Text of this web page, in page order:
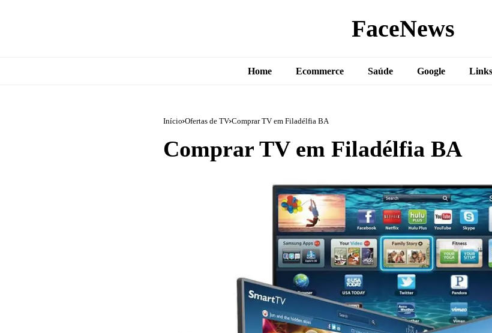
FaceNews
Home Ecommerce Saúde Google Links
Início Ofertas de TV Comprar TV em Filadélfia BA
Comprar TV em Filadélfia BA